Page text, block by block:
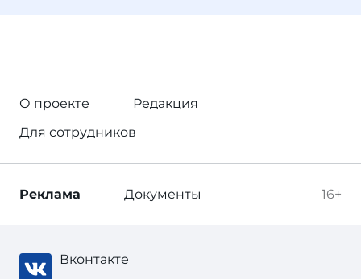
О проекте
Редакция
Для сотрудников
16+
Реклама Документы
Вконтакте